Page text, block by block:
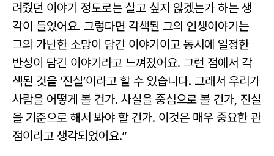
려줬던 이야기 정도로는 살고 싶지 않겠는가 하는 생
각이 들었어요. 그렇다면 각색된 그의 인생이야기는
그의 가난한 소망이 담긴 이야기이고 동시에 일정한
반성이 담긴 이야기라고 느껴졌어요. 그런 점에서 각
색된 것을 ‘진실’이라고 할 수 있습니다. 그래서 우리가
사람을 어떻게 볼 건가. 사실을 중심으로 볼 건가, 진실
을 기준으로 해서 봐야 할 건가. 이것은 매우 중요한 관
점이라고 생각되었어요.”